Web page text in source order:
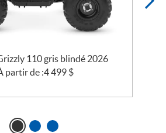
110 gris blindé 2026
partir de :4 499 $